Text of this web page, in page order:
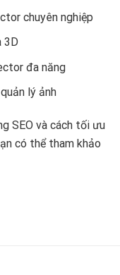
chuyên nghiệp
3D
đa năng
lý ảnh
SEO và cách tối ưu
có thể tham khảo